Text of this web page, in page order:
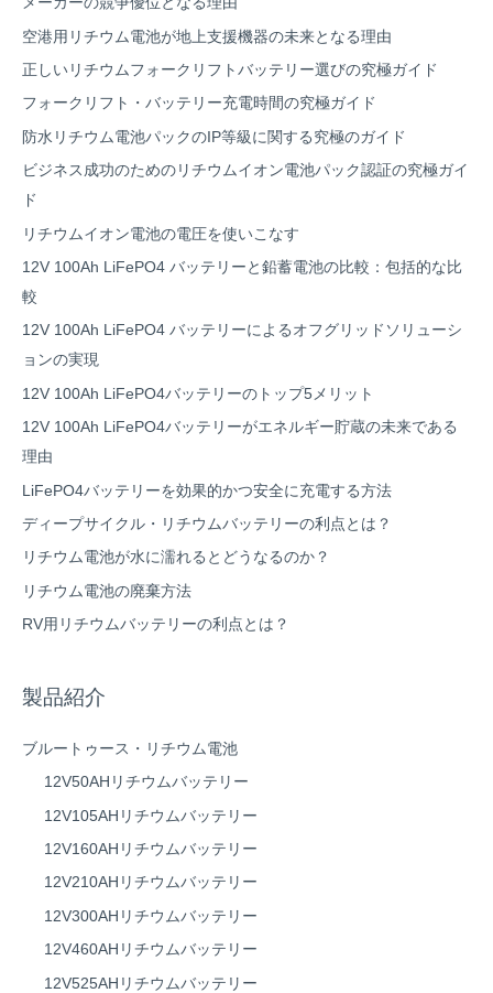
空港用リチウム電池が地上支援機器の未来となる理由
正しいリチウムフォークリフトバッテリー選びの究極ガイド
フォークリフト・バッテリー充電時間の究極ガイド
防水リチウム電池パックのIP等級に関する究極のガイド
ビジネス成功のためのリチウムイオン電池パック認証の究極ガイ
ド
リチウムイオン電池の電圧を使いこなす
12V 100Ah LiFePO4 バッテリーと鉛蓄電池の比較：包括的な比
較
12V 100Ah LiFePO4 バッテリーによるオフグリッドソリューシ
ョンの実現
12V 100Ah LiFePO4バッテリーのトップ5メリット
12V 100Ah LiFePO4バッテリーがエネルギー貯蔵の未来である
理由
LiFePO4バッテリーを効果的かつ安全に充電する方法
ディープサイクル・リチウムバッテリーの利点とは？
リチウム電池が水に濡れるとどうなるのか？
リチウム電池の廃棄方法
RV用リチウムバッテリーの利点とは？
製品紹介
ブルートゥース・リチウム電池
12V50AHリチウムバッテリー
12V105AHリチウムバッテリー
12V160AHリチウムバッテリー
12V210AHリチウムバッテリー
12V300AHリチウムバッテリー
12V460AHリチウムバッテリー
12V525AHリチウムバッテリー